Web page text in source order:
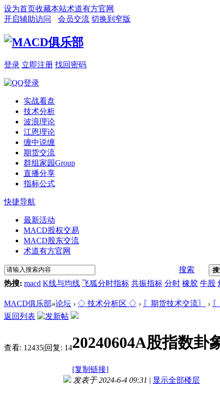
设为首页收藏本站术道有方官网
开启辅助访问
会员交流 切换到窄版
登录 立即注册 找回密码
实战看盘
技术分析
波浪理论
江恩理论
缠中说缠
期货交流
群组家园Group
直播分享
指标公式
快捷导航
最新活动
MACD股权交易
MACD股东交流
术道有方官网
搜索
热搜: macd K线与均线 飞狐分时指标 共振指标 分时 橡胶 牛股
MACD俱乐部»论坛 › ◇ 技术分析区 ◇ › 〖期货技术交流〗 ›
返回列表
查看: 12435|回复: 1420240604A股指数卦
[复制链接]
发表于 2024-6-4 09:31 | 显示全部楼层